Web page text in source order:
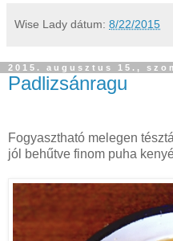
Wise Lady dátum: 8/22/2015
2015. augusztus 15.,
Padlizsánragu
Fogyasztható melegen
jól behűtve finom puha